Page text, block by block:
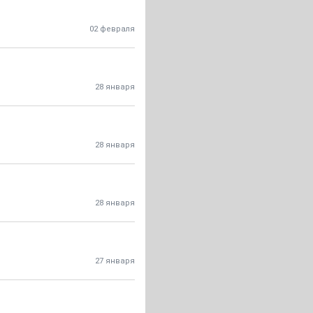
02 февраля
28 января
28 января
28 января
27 января